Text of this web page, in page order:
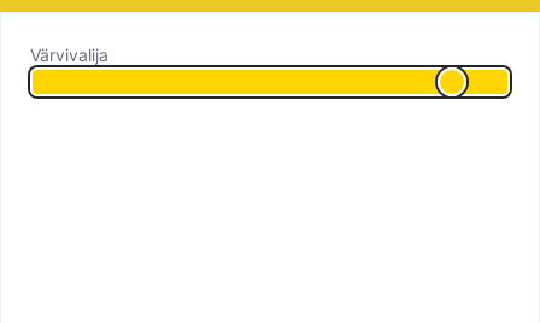
Värvivalija